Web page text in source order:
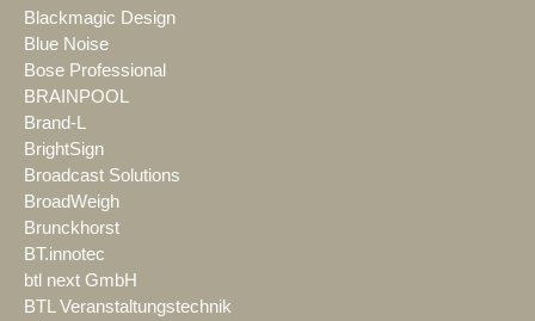
Blackmagic Design
Blue Noise
Bose Professional
BRAINPOOL
Brand-L
BrightSign
Broadcast Solutions
BroadWeigh
Brunckhorst
BT.innotec
btl next GmbH
BTL Veranstaltungstechnik